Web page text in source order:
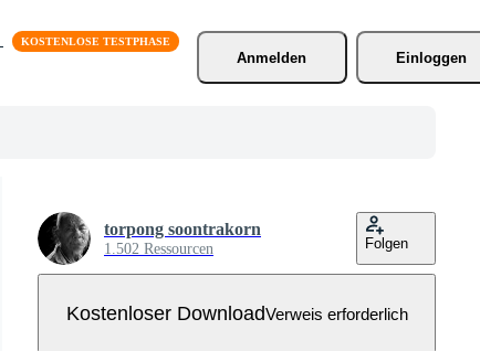
Anmelden
Einloggen
torpong soontrakorn
1.502 Ressourcen Folgen
Kostenloser DownloadVerweis erforderlich